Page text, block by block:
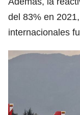
del 83% en
internacionales